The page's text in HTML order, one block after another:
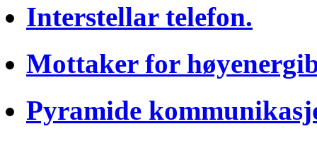
Interstellar telefon.
Mottaker for
Pyramide